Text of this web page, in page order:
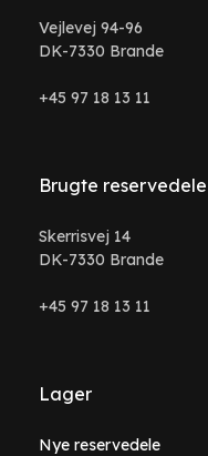
Vejlevej 94-96
DK-7330 Brande
+45 97 18 13 11
Brugte reservedele
Skerrisvej 14
DK-7330 Brande
+45 97 18 13 11
Lager
Nye reservedele